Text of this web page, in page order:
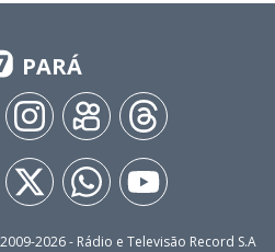
PARÁ
2026- Rádio e Televisão Record S.A